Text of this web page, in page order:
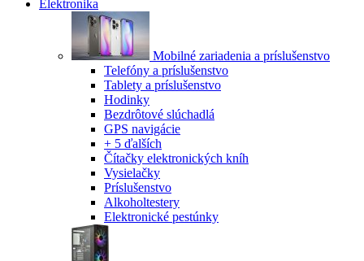
Elektronika
Mobilné zariadenia a príslušenstvo
Telefóny a príslušenstvo
Tablety a príslušenstvo
Hodinky
Bezdrôtové slúchadlá
GPS navigácie
+ 5 ďalších
Čítačky elektronických kníh
Vysielačky
Príslušenstvo
Alkoholtestery
Elektronické pestúnky